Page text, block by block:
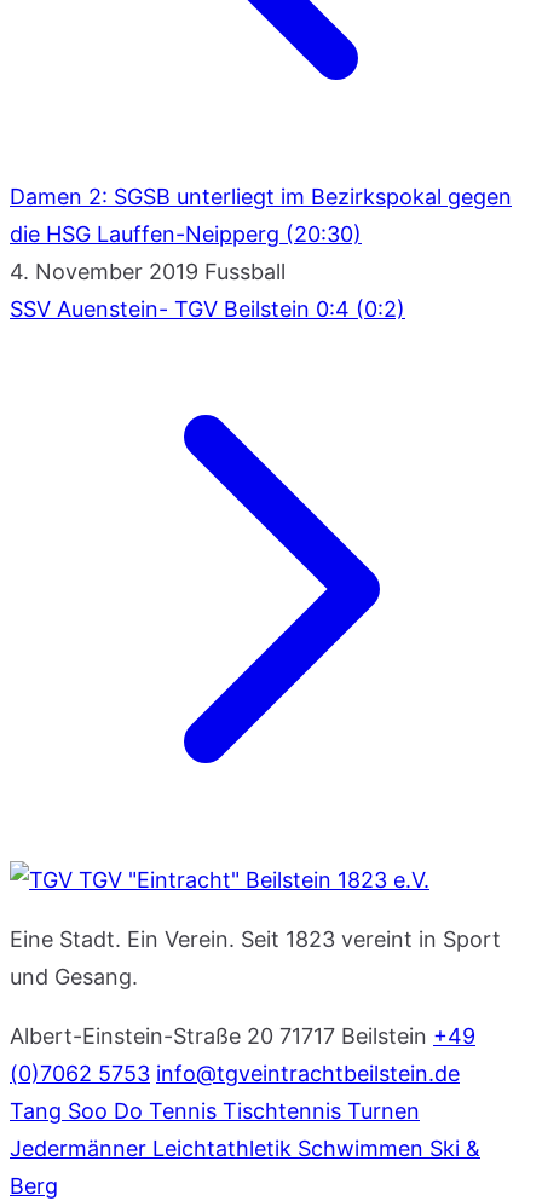
Damen 2: SGSB unterliegt im Bezirkspokal gegen
die HSG Lauffen-Neipperg (20:30)
4. November 2019 Fussball
SSV Auenstein- TGV Beilstein 0:4 (0:2)
TGV "Eintracht" Beilstein 1823 e.V.
Eine Stadt. Ein Verein. Seit 1823 vereint in Sport
und Gesang.
Albert-Einstein-Straße 20 71717 Beilstein +49
(0)7062 5753 info@tgveintrachtbeilstein.de
Tang Soo Do Tennis Tischtennis Turnen
Jedermänner Leichtathletik Schwimmen Ski &
Berg